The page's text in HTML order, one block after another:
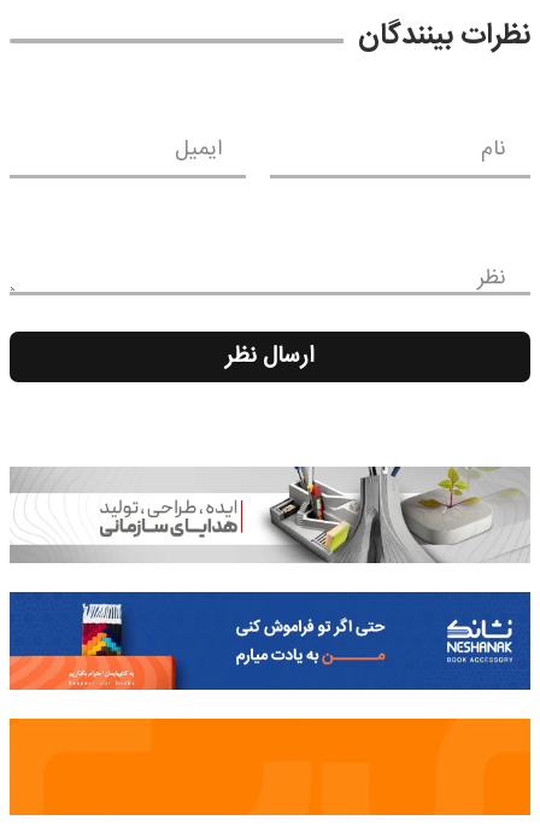
نظرات بینندگان
نام ایمیل
نظر
ارسال نظر